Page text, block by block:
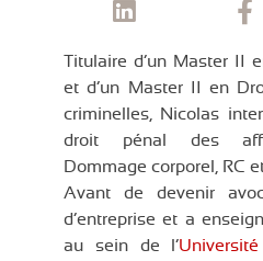
Titulaire d’un Master II
et d’un Master II en
criminelles, Nicolas
droit pénal des
Dommage corporel, RC
Avant de devenir
d’entreprise et a
au sein de l’